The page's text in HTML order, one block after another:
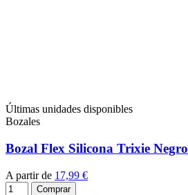
Últimas unidades disponibles
Bozales
Bozal Flex Silicona Trixie Negro
A partir de 17,99 €
Comprar